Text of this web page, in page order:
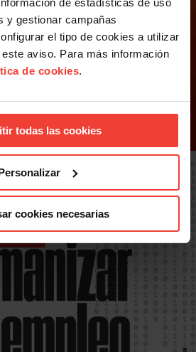
de estadísticas de uso
y gestionar campañas
el tipo de cookies a utilizar
aviso. Para más información
de cookies.
todas las cookies
cookies necesarias